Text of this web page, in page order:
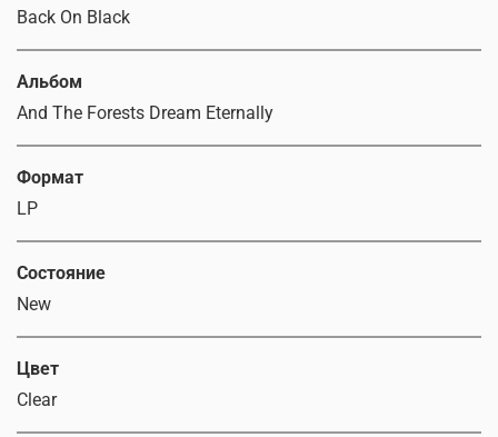
Back On Black
Альбом
And The Forests Dream Eternally
Формат
LP
Состояние
New
Цвет
Clear